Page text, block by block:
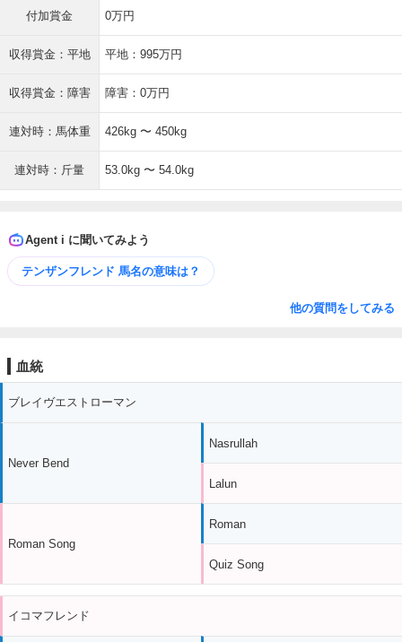
付加賞金 0万円
収得賞金：平地 平地：995万円
収得賞金：障害 障害：0万円
連対時：馬体重 426kg 〜 450kg
連対時：斤量 53.0kg 〜 54.0kg
Agent i に聞いてみよう
テンザンフレンド 馬名の意味は？
他の質問をしてみる
血統
ブレイヴエストローマン
Never Bend
Roman Song
Nasrullah
Lalun
Roman
Quiz Song
イコマフレンド